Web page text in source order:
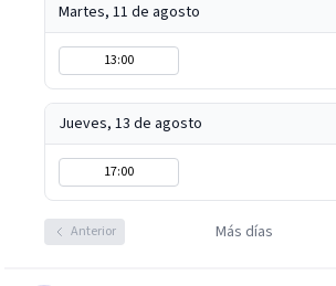
Martes, 11 de agosto
13:00
Jueves, 13 de agosto
17:00
Anterior Más días